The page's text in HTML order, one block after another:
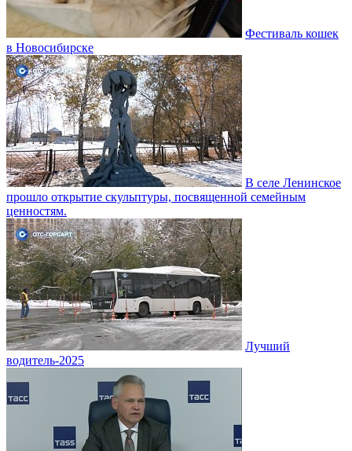
Фестиваль кошек
в Новосибирске
В селе Ленинское
прошло открытие скульптуры, посвященной семейным
ценностям.
Лучший
водитель-2025